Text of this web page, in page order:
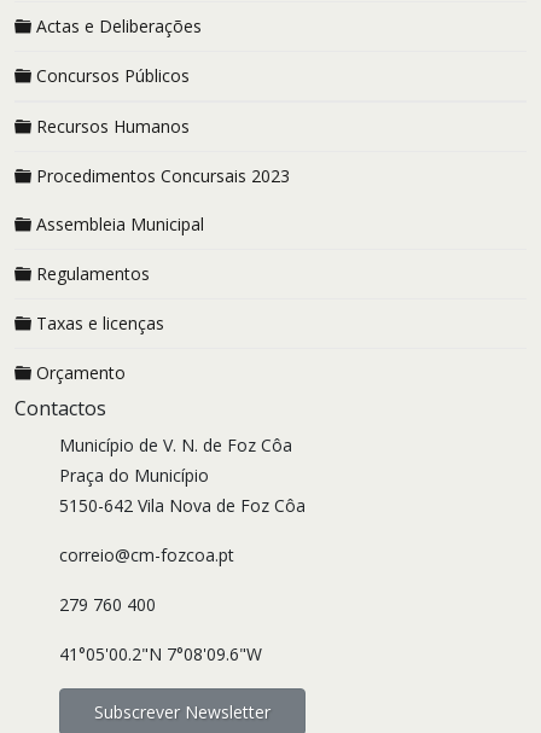
Actas e Deliberações
Concursos Públicos
Recursos Humanos
Procedimentos Concursais 2023
Assembleia Municipal
Regulamentos
Taxas e licenças
Orçamento
Contactos
Município de V. N. de Foz Côa
Praça do Município
5150-642 Vila Nova de Foz Côa
correio@cm-fozcoa.pt
279 760 400
41°05'00.2"N 7°08'09.6"W
Subscrever Newsletter